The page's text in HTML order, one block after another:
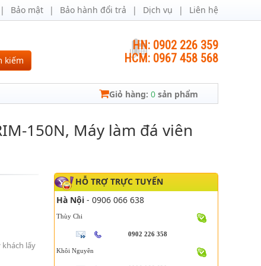
Bảo mật Bảo hành đổi trả Dịch vụ Liên hệ
kiếm
HN: 0902 226 359
HCM: 0967 458 568
Giỏ hàng: 0 sản phẩm
150N, Máy làm đá viên
HỖ TRỢ TRỰC TUYẾN
Hà Nội - 0906 066 638
Thùy Chi
0902 226 358
Khôi Nguyên
khách lấy